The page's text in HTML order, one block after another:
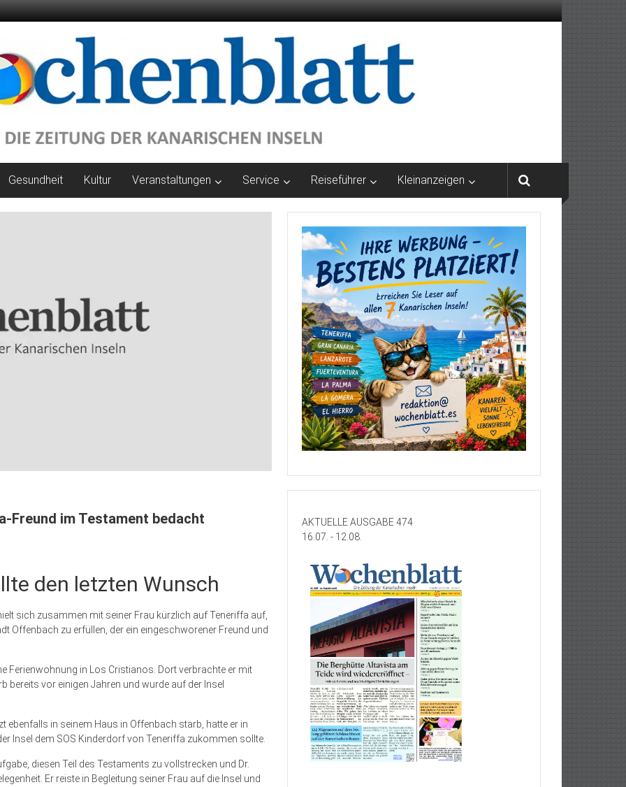
Gesundheit Kultur Veranstaltungen Service Reiseführer Kleinanzeigen
Freund im Testament bedacht
den letzten Wunsch
sich zusammen mit seiner Frau kürzlich auf Teneriffa auf,
Offenbach zu erfüllen, der ein eingeschworener Freund und
Ferienwohnung in Los Cris­­­tianos. Dort verbrachte er mit
bereits vor einigen Jahren und wurde auf der Insel
ebenfalls in seinem Haus in Offenbach starb, hatte er in
Insel dem SOS Kinderdorf von Teneriffa zukommen sollte.
diesen Teil des Tes­taments zu vollstrecken und Dr.
Er reiste in Begleitung seiner Frau auf die Insel und
AKTUELLE AUSGABE 474
16.07. - 12.08.